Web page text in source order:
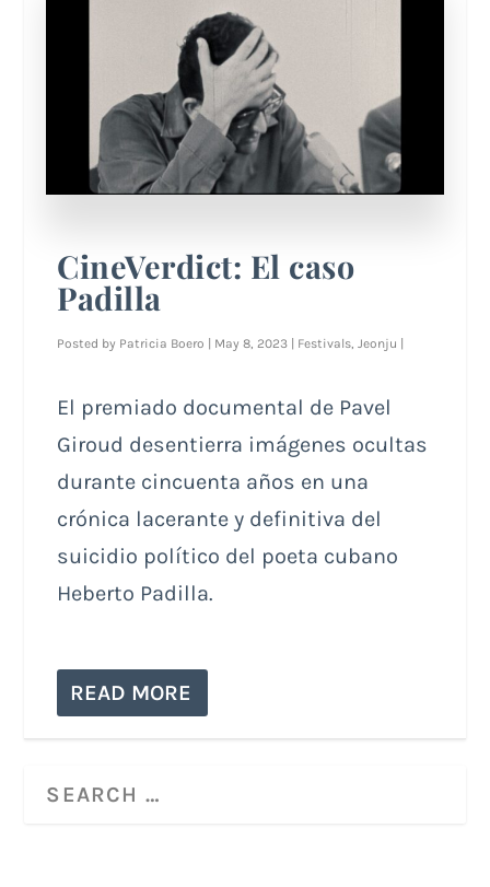
CineVerdict: El caso
Padilla
Posted by Patricia Boero May 8, 2023 Festivals,Jeonju
El premiado documental de Pavel
Giroud desentierra imágenes ocultas
durante cincuenta años en una
crónica lacerante y definitiva del
suicidio político del poeta cubano
Heberto Padilla.
READ MORE